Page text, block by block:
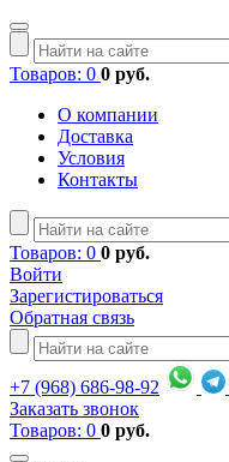
Товаров: 0 0 руб.
О компании
Доставка
Условия
Контакты
Товаров: 0 0 руб.
Войти
Зарегистироваться
Обратная связь
+7 (968) 686-98-92
Заказать звонок
Товаров: 0 0 руб.